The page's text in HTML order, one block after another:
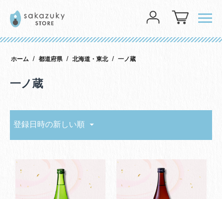
ログイン メニ
ホーム / 都道府県 / 北海道・東北 / 一ノ蔵
一ノ蔵
登録日時の新しい順